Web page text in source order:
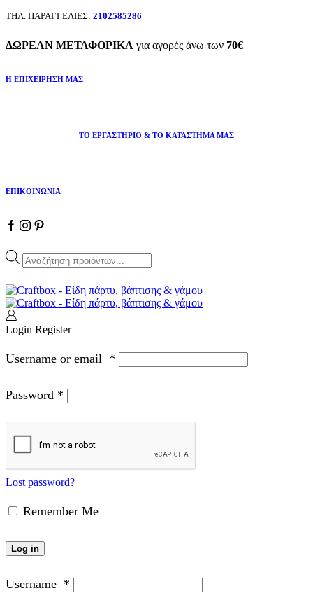
ΤΗΛ. ΠΑΡΑΓΓΕΛΙΕΣ: 2102585286
ΔΩΡΕΑΝ ΜΕΤΑΦΟΡΙΚΑ για αγορές άνω των 70€
Η ΕΠΙΧΕΙΡΗΣΗ ΜΑΣ
ΤΟ ΕΡΓΑΣΤΗΡΙΟ & ΤΟ ΚΑΤΑΣΤΗΜΑ ΜΑΣ
ΕΠΙΚΟΙΝΩΝΙΑ
Facebook
Instagram
Pinterest
Products
search
Login Register
Username or email *
Password *
Lost password?
Remember Me
Log in
Username *